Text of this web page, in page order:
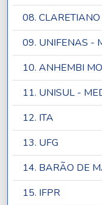
08.
09. UNIFENAS -
10. ANHEMBI
11. UNISUL -
12. ITA
13. UFG
14. BARÃO DE
15. IFPR